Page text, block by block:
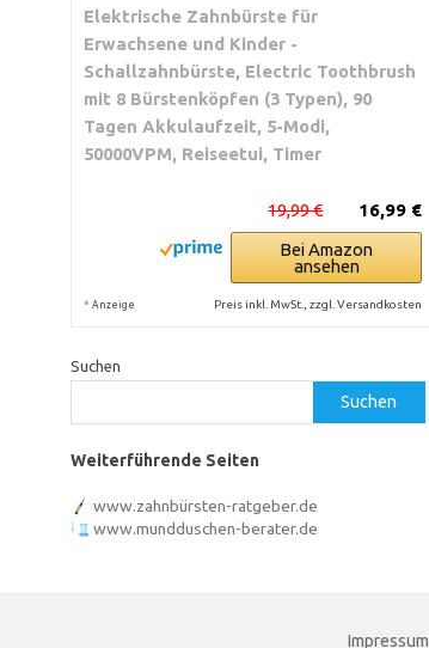
Elektrische Zahnbürste für
Erwachsene und Kinder -
Schallzahnbürste, Electric Toothbrush
mit 8 Bürstenköpfen (3 Typen), 90
Tagen Akkulaufzeit, 5-Modi,
50000VPM, Reiseetui, Timer
16,99 €
19,99 €
Bei Amazon
ansehen
* Anzeige Preis inkl. MwSt., zzgl. Versandkosten
Suchen
Suchen
Weiterführende Seiten
www.zahnbürsten-ratgeber.de
www.mundduschen-berater.de
Impressum